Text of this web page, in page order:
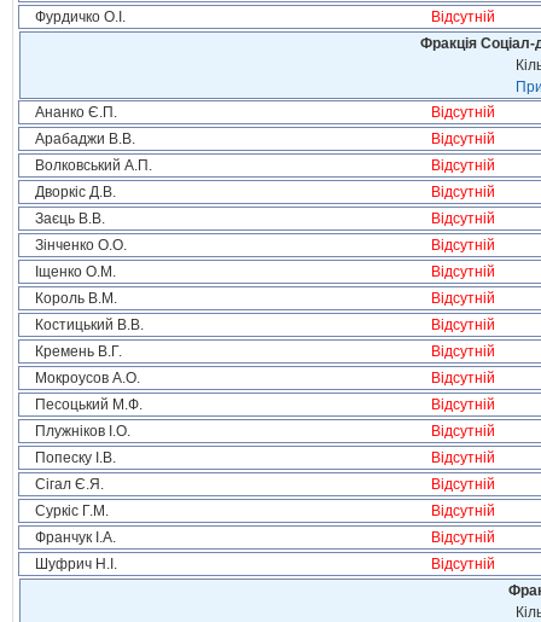
Фурдичко О.І.
Відсутній
Фракція Соціал-
Ананко Є.П.
Відсутній
Арабаджи В.В.
Відсутній
Волковський А.П.
Відсутній
Дворкіс Д.В.
Відсутній
Заєць В.В.
Відсутній
Зінченко О.О.
Відсутній
Іщенко О.М.
Відсутній
Король В.М.
Відсутній
Костицький В.В.
Відсутній
Кремень В.Г.
Відсутній
Мокроусов А.О.
Відсутній
Песоцький М.Ф.
Відсутній
Плужніков І.О.
Відсутній
Попеску І.В.
Відсутній
Сігал Є.Я.
Відсутній
Суркіс Г.М.
Відсутній
Франчук І.А.
Відсутній
Шуфрич Н.І.
Відсутній